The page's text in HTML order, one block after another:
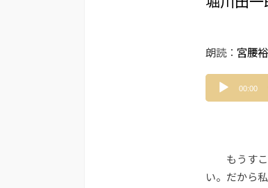
朗読： 宮腰
音
ー
00:00
もうすこ
い。だから